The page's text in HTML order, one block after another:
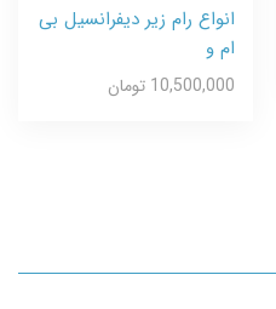
انواع رام زیر دیفرانسیل بی
ام و
10,500,000 تومان